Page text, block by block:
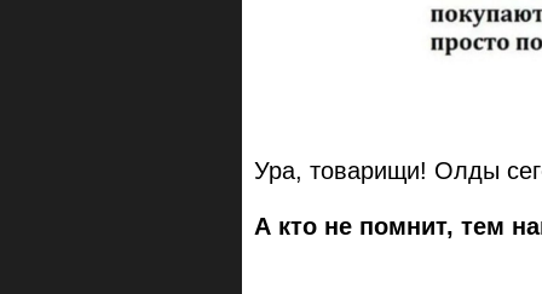
Ура, товарищи! Олды
А кто не помнит, тем